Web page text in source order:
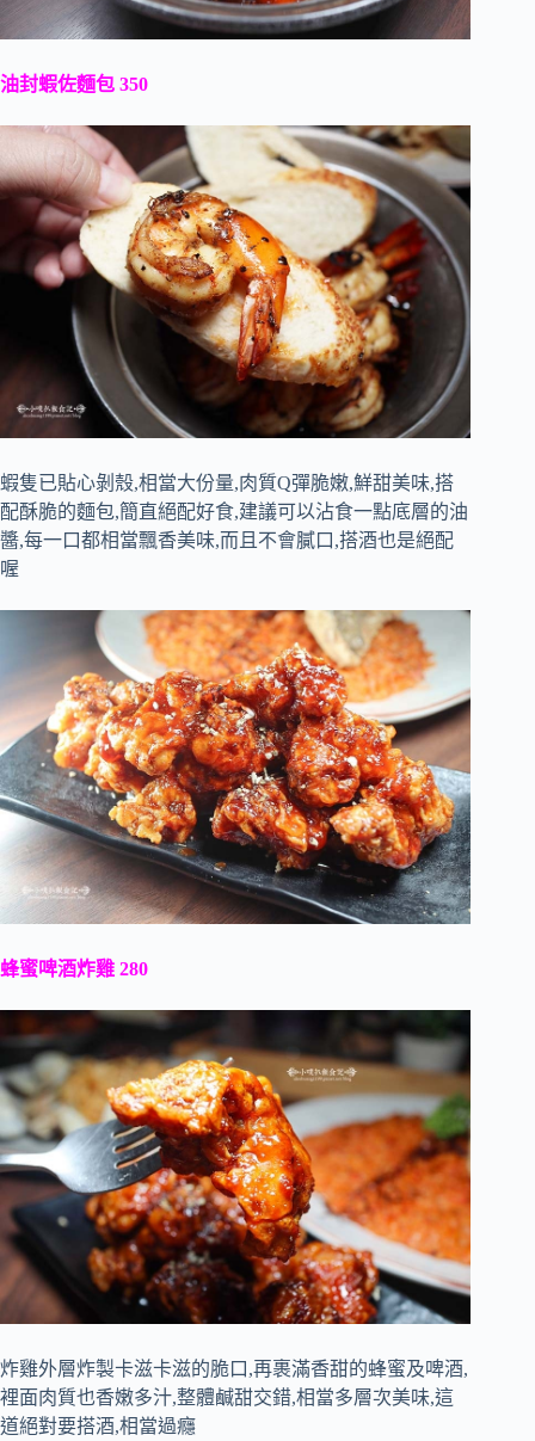
油封蝦佐麵包 350
蝦隻已貼心剝殼,相當大份量,肉質Q彈脆嫩,鮮甜美味,搭
配酥脆的麵包,簡直絕配好食,建議可以沾食一點底層的油
醬,每一口都相當飄香美味,而且不會膩口,搭酒也是絕配
喔
蜂蜜啤酒炸雞 280
炸雞外層炸製卡滋卡滋的脆口,再裹滿香甜的蜂蜜及啤酒,
裡面肉質也香嫩多汁,整體鹹甜交錯,相當多層次美味,這
道絕對要搭酒,相當過癮